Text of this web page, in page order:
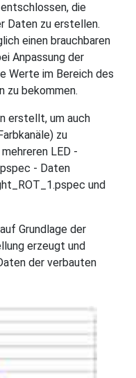
die
Daten zu erstellen.
einen brauchbaren
Anpassung der
Werte im Bereich des
zu bekommen.
erstellt, um auch
zu
LED -
- Daten
und
Grundlage der
erzeugt und
der verbauten